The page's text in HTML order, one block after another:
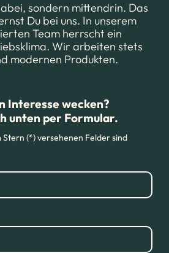
sondern mittendrin. Das
Du bei uns. In unserem
Team herrscht ein
Wir arbeiten stets
modernen Produkten.
Interesse wecken?
unten per Formular.
(*) versehenen Felder sind